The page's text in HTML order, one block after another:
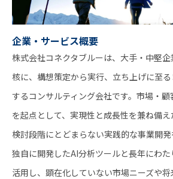
企業・サービス概要
株式会社コネクタブルーは、大手・中堅
核に、構想策定から実行、立ち上げに至
するコンサルティング会社です。市場・
を起点として、実現性と成長性を兼ね備え
検討段階にとどまらない実践的な事業開発
独自に開発したAI分析ツールと長年にわ
活用し、顕在化していない市場ニーズや